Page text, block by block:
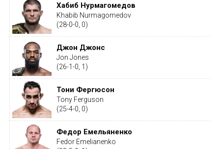
Хабиб Нурмагомедов
Khabib Nurmagomedov
(28-0-0, 0)
Джон Джонс
Jon Jones
(26-1-0, 1)
Тони Фергюсон
Tony Ferguson
(25-4-0, 0)
Федор Емельяненко
Fedor Emelianenko